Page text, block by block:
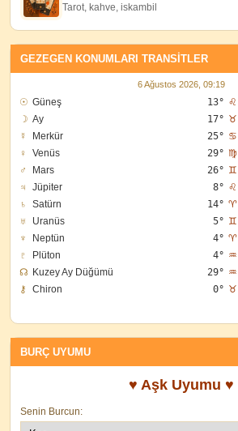
Tarot, kahve, iskambil
GEZEGEN KONUMLARI TRANSITLER
6 Ağustos 2026, 09:19
☉ Güneş 13° ♌
☽ Ay 17° ♉
☿
Merkür 25° ♋
♀
Venüs 29° ♍
♂
Mars 26° ♊
♃
Jüpiter 8° ♌
♄
Satürn 14° ♈
♅
Uranüs 5° ♊
♆
Neptün 4° ♈
♇
Plüton 4° ♒
☊ Kuzey Ay Düğümü 29° ♒
⚷
Chiron 0° ♉
BURÇ UYUMU
♥ Aşk Uyumu ♥
Senin Burcun: